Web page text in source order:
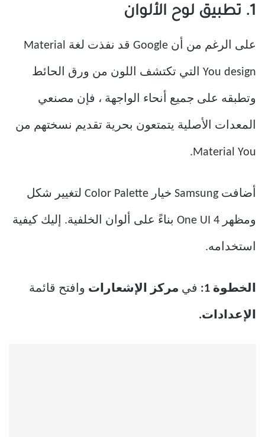
1. تطبيق لوح الألوان
على الرغم من أن Google قد نفذت لغة Material
You design التي تكتشف اللون من ورق الحائط
وتطبقه على جميع أنحاء الواجهة ، فإن مصنعي
المعدات الأصلية يتمتعون بحرية تقديم نسختهم من
Material You.
أضافت Samsung خيار Color Palette لتغيير شكل
ومظهر One UI 4 بناءً على ألوان الخلفية. إليك كيفية
استخدامه.
الخطوة 1: في مركز الإشعارات وافتح قائمة
الإعدادات.